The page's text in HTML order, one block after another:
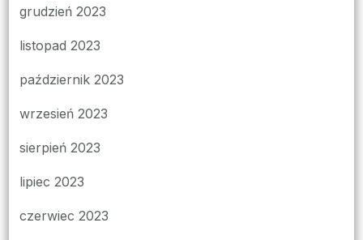
grudzień 2023
listopad 2023
październik 2023
wrzesień 2023
sierpień 2023
lipiec 2023
czerwiec 2023